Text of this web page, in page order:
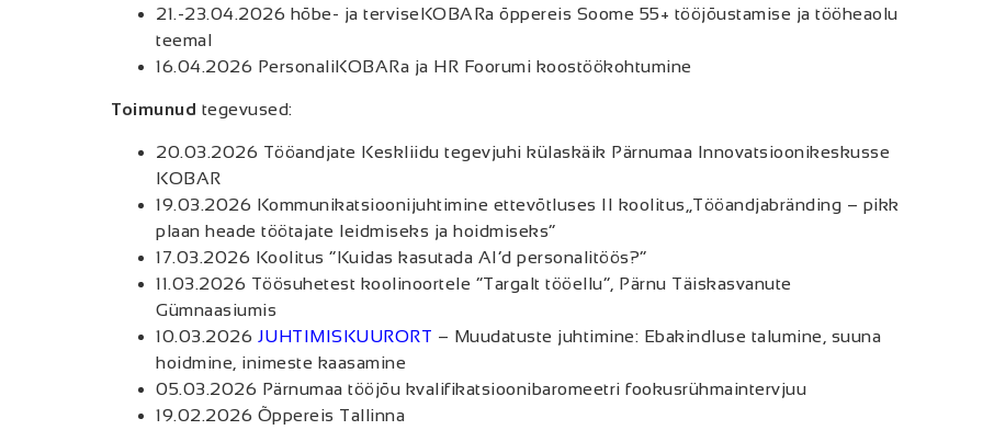
21.-23.04.2026 hõbe- ja terviseKOBARa õppereis Soome 55+ tööjõustamise ja tööheaolu
teemal
16.04.2026 PersonaliKOBARa ja HR Foorumi koostöökohtumine
Toimunud tegevused:
20.03.2026 Tööandjate Keskliidu tegevjuhi külaskäik Pärnumaa Innovatsioonikeskusse
KOBAR
19.03.2026 Kommunikatsioonijuhtimine ettevõtluses II koolitus„Tööandjabränding – pikk
plaan heade töötajate leidmiseks ja hoidmiseks“
17.03.2026 Koolitus “Kuidas kasutada AI’d personalitöös?”
11.03.2026 Töösuhetest koolinoortele “Targalt tööellu”, Pärnu Täiskasvanute
Gümnaasiumis
10.03.2026 JUHTIMISKUURORT – Muudatuste juhtimine: Ebakindluse talumine, suuna
hoidmine, inimeste kaasamine
05.03.2026 Pärnumaa tööjõu kvalifikatsioonibaromeetri fookusrühmaintervjuu
19.02.2026 Õppereis Tallinna